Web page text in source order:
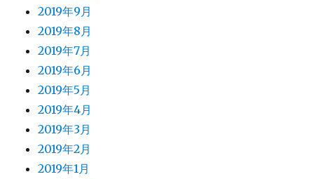
2019年9月
2019年8月
2019年7月
2019年6月
2019年5月
2019年4月
2019年3月
2019年2月
2019年1月